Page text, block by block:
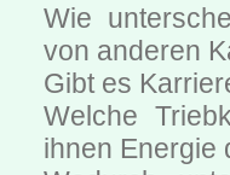
Wie
von anderen
Gibt es
Welche
ihnen Energie